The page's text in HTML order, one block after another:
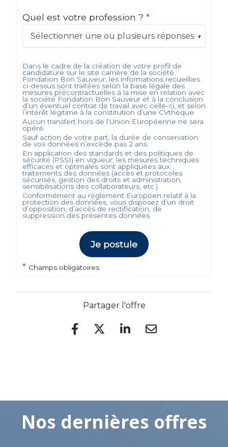
Quel est votre profession ? *
Sélectionner une ou plusieurs réponses
Dans le cadre de la création de votre profil de
candidature sur le site carrière de la société
Fondation Bon Sauveur, les informations recueillies
ci-dessus sont traitées selon la base légale des
mesures précontractuelles à la mise en relation avec
la société Fondation Bon Sauveuret à la conclusion
d’un éventuel contrat de travail avec celle-ci, et selon
l’intérêt légitime à la constitution d’une CVthèque.
Aucun transfert hors de l’Union Européenne ne sera
opéré.
Sauf action de votre part, la durée de conservation
de vos données n’excède pas 2 ans.
En application des standards et des politiques de
sécurité (PSSI) en vigueur, les mesures techniques
efficaces et optimales sont appliquées aux
traitements des données (accès et protocoles
sécurisés, gestion des droits et administration,
sensibilisations des collaborateurs, etc.).
Conformément au règlement Européen relatif à la
protection des données, vous disposez d’un droit
d’opposition, d’accès de rectification, de
suppression des présentes données.
Je postule
* Champs obligatoires
Partager l'offre
Nos dernières offres